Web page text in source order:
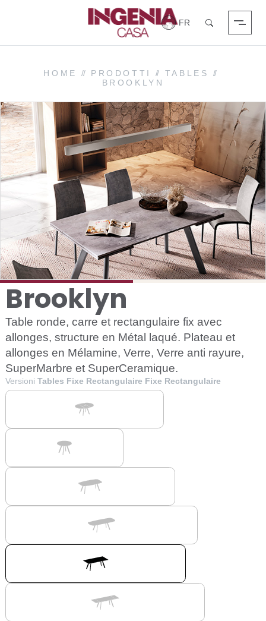
Chercher
Login
HOME // PRODOTTI // TABLES
//
BROOKLYN
Brooklyn
Table ronde, carre et rectangulaire fix avec
allonges, structure en Métal laqué. Plateau et
allonges en Mélamine, Verre, Verre anti rayure,
SuperMarbre et SuperCeramique.
Versioni Tables Fixe Rectangulaire Fixe Rectangulaire